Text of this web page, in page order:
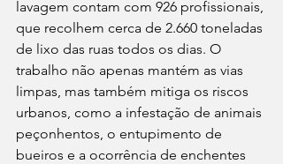
lavagem contam com 926 profissionais,
que recolhem cerca de 2.660 toneladas
de lixo das ruas todos os dias. O
trabalho não apenas mantém as vias
limpas, mas também mitiga os riscos
urbanos, como a infestação de animais
peçonhentos, o entupimento de
bueiros e a ocorrência de enchentes